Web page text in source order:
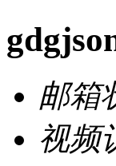
邮箱
视频